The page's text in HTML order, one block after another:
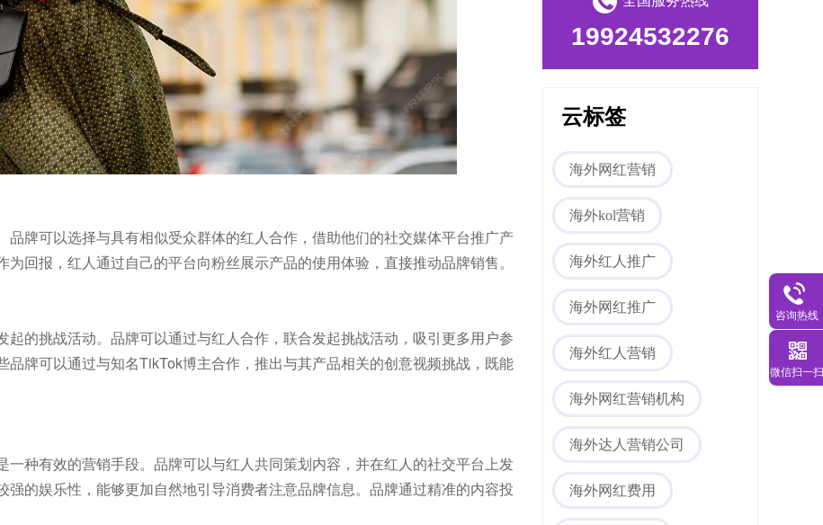
牌可以选择与具有相似受众群体的红人合作，借助他们的社交媒体平台推广产
回报，红人通过自己的平台向粉丝展示产品的使用体验，直接推动品牌销售。
的挑战活动。品牌可以通过与红人合作，联合发起挑战活动，吸引更多用户参
牌可以通过与知名TikTok博主合作，推出与其产品相关的创意视频挑战，既能
种有效的营销手段。品牌可以与红人共同策划内容，并在红人的社交平台上发
的娱乐性，能够更加自然地引导消费者注意品牌信息。品牌通过精准的内容投
19924532276
云标签
海外网红营销
海外kol营销
海外红人推广
海外网红推广
海外红人营销
海外网红营销机构
海外达人营销公司
海外网红费用
咨询热线
微信扫一扫